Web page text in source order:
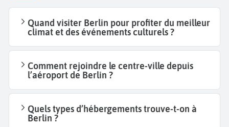
Quand visiter Berlin pour profiter du meilleur
climat et des événements culturels ?
Comment rejoindre le centre-ville depuis
l’aéroport de Berlin ?
Quels types d’hébergements trouve-t-on à
Berlin ?